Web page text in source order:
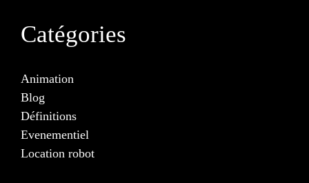
Catégories
Animation
Blog
Définitions
Evenementiel
Location robot